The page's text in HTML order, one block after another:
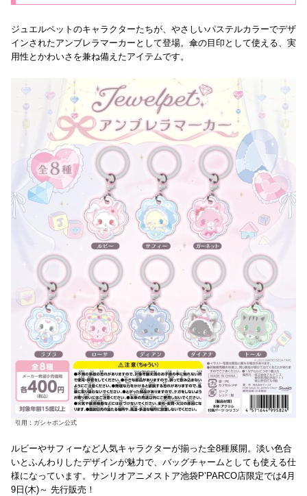
ジュエルペットのキャラクターたちが、やさしいパステルカラーでデザ
インされたアンブレラマーカーとして登場。傘の目印として使える、実
用性とかわいさを兼ね備えたアイテムです。
引用：ガシャポン公式
ルビーやサフィーなど人気キャラクターが揃った全8種展開。淡い色合
いとふんわりしたデザインが魅力で、バッグチャームとしても使える仕
様になっています。サンリオアニメストア池袋P’PARCO店限定では4月
9日(木)～ 先行販売！